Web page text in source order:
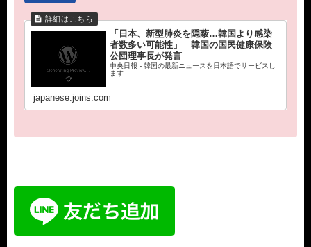
「日本、新型肺炎を隠蔽…韓国より感染
者数多い可能性」 韓国の国民健康保険
公団理事長が発言
中央日報 - 韓国の最新ニュースを日本語でサービスし
ます
japanese.joins.com